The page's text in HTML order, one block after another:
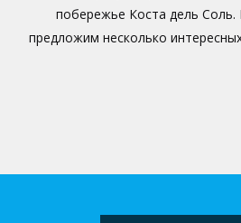
побережье Коста дель
предложим несколько